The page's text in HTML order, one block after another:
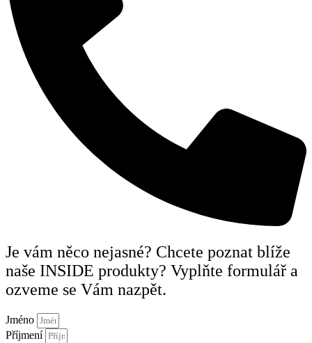
Je vám něco nejasné? Chcete poznat blíže
naše INSIDE produkty? Vyplňte formulář a
ozveme se Vám nazpět.
Jméno
Příjmení